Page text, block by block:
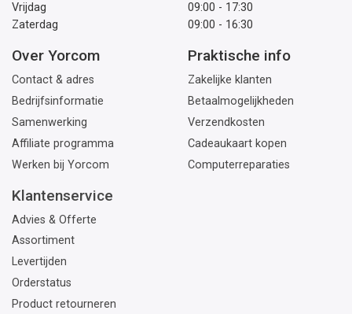
Vrijdag
09:00 - 17:30
Zaterdag
09:00 - 16:30
Over Yorcom
Contact & adres
Bedrijfsinformatie
Samenwerking
Affiliate programma
Werken bij Yorcom
Praktische info
Zakelijke klanten
Betaalmogelijkheden
Verzendkosten
Cadeaukaart kopen
Computerreparaties
Klantenservice
Advies & Offerte
Assortiment
Levertijden
Orderstatus
Product retourneren